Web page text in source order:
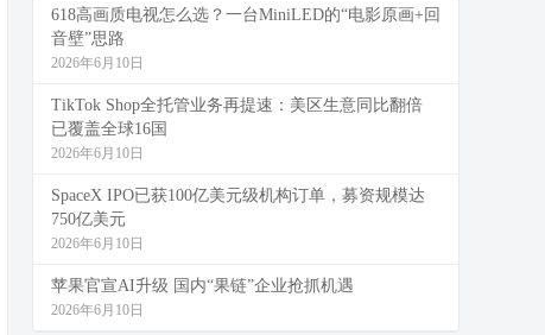
618高画质电视怎么选？一台MiniLED的“电影原画+回
音壁”思路
2026年6月10日
TikTok Shop全托管业务再提速：美区生意同比翻倍
已覆盖全球16国
2026年6月10日
SpaceX IPO已获100亿美元级机构订单，募资规模达
750亿美元
2026年6月10日
苹果官宣AI升级 国内“果链”企业抢抓机遇
2026年6月10日